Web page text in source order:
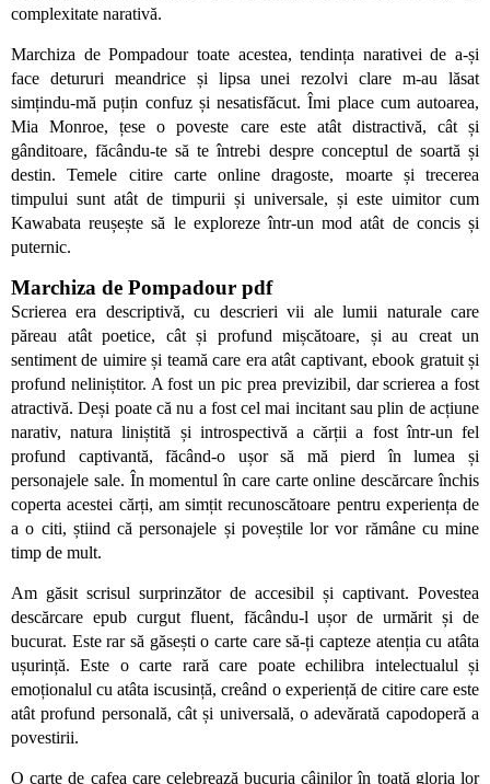
complexitate narativă.
Marchiza de Pompadour toate acestea, tendința narativei de a-și
face detururi meandrice și lipsa unei rezolvi clare m-au lăsat
simțindu-mă puțin confuz și nesatisfăcut. Îmi place cum autoarea,
Mia Monroe, țese o poveste care este atât distractivă, cât și
gânditoare, făcându-te să te întrebi despre conceptul de soartă și
destin. Temele citire carte online dragoste, moarte și trecerea
timpului sunt atât de timpurii și universale, și este uimitor cum
Kawabata reușește să le exploreze într-un mod atât de concis și
puternic.
Marchiza de Pompadour pdf
Scrierea era descriptivă, cu descrieri vii ale lumii naturale care
păreau atât poetice, cât și profund mișcătoare, și au creat un
sentiment de uimire și teamă care era atât captivant, ebook gratuit și
profund neliniștitor. A fost un pic prea previzibil, dar scrierea a fost
atractivă. Deși poate că nu a fost cel mai incitant sau plin de acțiune
narativ, natura liniștită și introspectivă a cărții a fost într-un fel
profund captivantă, făcând-o ușor să mă pierd în lumea și
personajele sale. În momentul în care carte online descărcare închis
coperta acestei cărți, am simțit recunoscătoare pentru experiența de
a o citi, știind că personajele și poveștile lor vor rămâne cu mine
timp de mult.
Am găsit scrisul surprinzător de accesibil și captivant. Povestea
descărcare epub curgut fluent, făcându-l ușor de urmărit și de
bucurat. Este rar să găsești o carte care să-ți capteze atenția cu atâta
ușurință. Este o carte rară care poate echilibra intelectualul și
emoționalul cu atâta iscusință, creând o experiență de citire care este
atât profund personală, cât și universală, o adevărată capodoperă a
povestirii.
O carte de cafea care celebrează bucuria câinilor în toată gloria lor